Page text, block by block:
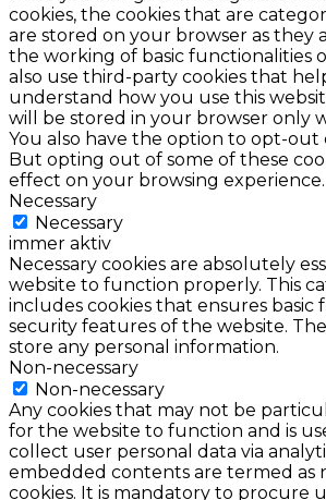
cookies, the cookies that are
are stored on your browser as they
the working of basic functionalities
also use third-party cookies that
understand how you use this
will be stored in your browser only
You also have the option to opt-out
But opting out of some of these
effect on your browsing experience.
Necessary
Necessary
immer aktiv
Necessary cookies are absolutely
website to function properly. This
includes cookies that ensures basic
security features of the website.
store any personal information.
Non-necessary
Non-necessary
Any cookies that may not be
for the website to function and is
collect user personal data via
embedded contents are termed as
cookies. It is mandatory to procure